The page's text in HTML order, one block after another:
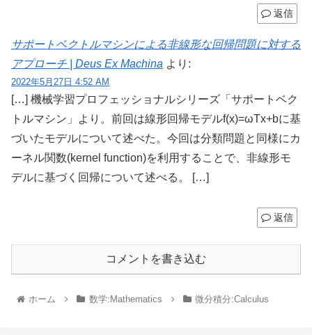
返信
サポートベクトルマシンによる非線形な回帰問題に対する
アプローチ | Deus Ex Machina より:
2022年5月27日 4:52 AM
[…] 機械学習プロフェッショナルシリーズ「サポートベク
トルマシン」より。前回は線形回帰モデルf(x)=ωTx+bに基
づいたモデルについて述べた。今回は分類問題と同様にカ
ーネル関数(kernel function)を利用することで、非線形モ
デルに基づく回帰について述べる。 […]
返信
コメントを書き込む
ホーム 数学:Mathematics 微分積分:Calculus